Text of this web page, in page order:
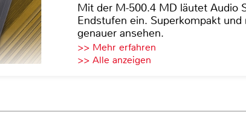
Mit der M-500.4 MD läutet Audio
Endstufen ein. Superkompakt
genauer ansehen.
>> Mehr erfahren
>> Alle anzeigen